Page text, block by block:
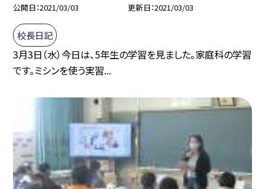
公開日 2021/03/03 更新日 2021/03/03
校長日記
3月3日（水）今日は、5年生の学習を見ました。家庭科の学習
です。ミシンを使う実習...